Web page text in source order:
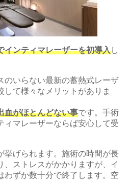
インティマレーザーを初導入し
のいらない最新の蓄熱式レーザ
して様々なメリットがありま
血がほとんどない事です。手術
ィマレーザーならば安心して受
挙げられます。施術の時間が長
、ストレスがかかりますが、イ
わずか数十分で終了します。空